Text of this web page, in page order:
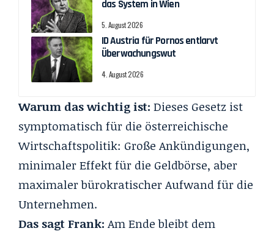
das System in Wien
5. August 2026
ID Austria für Pornos entlarvt
Überwachungswut
4. August 2026
Warum das wichtig ist: Dieses Gesetz ist
symptomatisch für die österreichische
Wirtschaftspolitik: Große Ankündigungen,
minimaler Effekt für die Geldbörse, aber
maximaler bürokratischer Aufwand für die
Unternehmen.
Das sagt Frank: Am Ende bleibt dem